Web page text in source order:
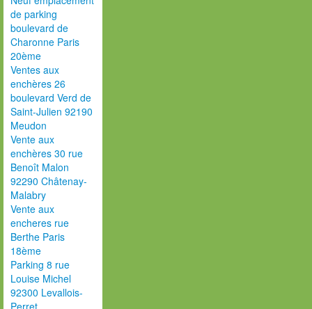
de parking
boulevard de
Charonne Paris
20ème
Ventes aux
enchères 26
boulevard Verd de
Saint-Julien 92190
Meudon
Vente aux
enchères 30 rue
Benoît Malon
92290 Châtenay-
Malabry
Vente aux
encheres rue
Berthe Paris
18ème
Parking 8 rue
Louise Michel
92300 Levallois-
Perret